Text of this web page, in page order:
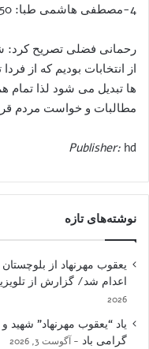
4-مصطفی هاشمی طبا: 215450
رحمانی فضلی تصریح کرد:
از انتخابات بودیم که از
ها تبدیل می شود لذا تمام
مطالبات و خواست مردم
Publisher: hd
نوشته‌های تازه
یعقوب مهرنهاد از
اعدام شد/ گزارش از
2026
یاد “یعقوب مهرنهاد” شهید
گرامی باد
آگوست 3, 2026